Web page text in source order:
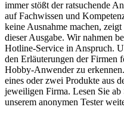
immer stößt der ratsuchende
auf Fachwissen und
keine Ausnahme machen,
dieser Ausgabe. Wir nahmen
Hotline-Service in Anspruch.
den Erläuterungen der Firmen
Hobby-Anwender zu
eines oder zwei Produkte aus
jeweiligen Firma. Lesen Sie
unserem anonymen Tester